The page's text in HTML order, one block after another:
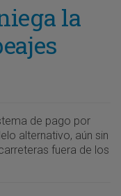
la
de pago por
alternativo, aún sin
fuera de los